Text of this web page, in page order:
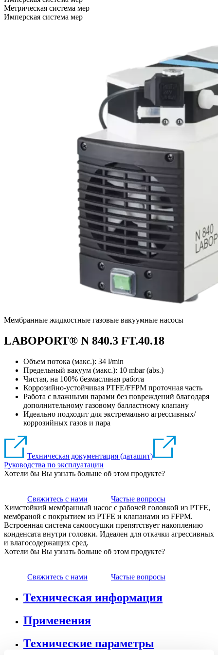
Метрическая система мер
Имперская система мер
Мембранные жидкостные газовые вакуумные насосы
LABOPORT® N 840.3 FT.40.18
Объем потока (макс.): 34 l/min
Предельный вакуум (макс.): 10 mbar (abs.)
Чистая, на 100% безмасляная работа
Коррозийно-устойчивая PTFE/FFPM проточная часть
Работа с влажными парами без повреждений благодаря
дополнительному газовому балластному клапану
Идеально подходит для экстремально агрессивных/
коррозийных газов и пара
Техническая документация (даташит)
Руководства по эксплуатации
Хотели бы Вы узнать больше об этом продукте?
Свяжитесь с нами
Частые вопросы
Химстойкий мембранный насос с рабочей головкой из PTFE,
мембраной с покрытием из PTFE и клапанами из FFPM.
Встроенная система самоосушки препятствует накоплению
конденсата внутри головки. Идеален для откачки агрессивных
и влагосодержащих сред.
Хотели бы Вы узнать больше об этом продукте?
Свяжитесь с нами Частые вопросы
Техническая информация
Применения
Технические параметры